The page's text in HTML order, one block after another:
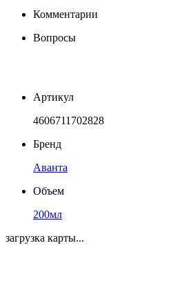
Комментарии
Вопросы
Артикул
4606711702828
Бренд
Аванта
Объем
200мл
загрузка карты...